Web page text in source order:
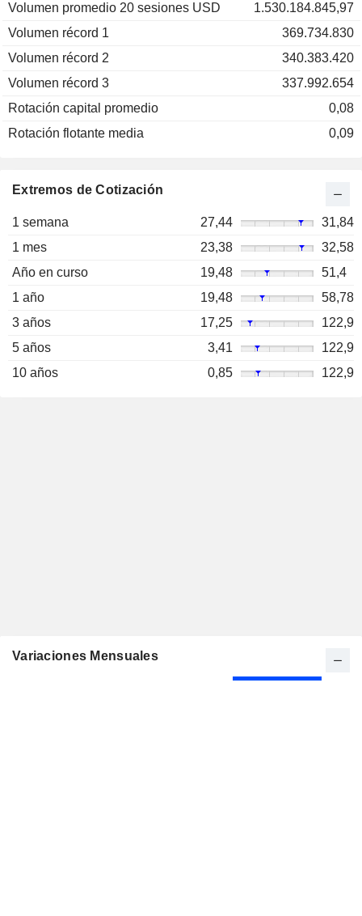
Volumen promedio 20 sesiones USD
1.530.184.845,97
Volumen récord 1
369.734.830
Volumen récord 2
340.383.420
Volumen récord 3
337.992.654
Rotación capital promedio
0,08
Rotación flotante media
0,09
Extremos de Cotización
1 semana 27,44
31,84
1 mes
23,38
32,58
Año en curso
19,48
51,4
1 año
19,48
58,78
3 años
17,25
122,9
5 años
3,41
122,9
10 años
0,85 122,9
Variaciones Mensuales